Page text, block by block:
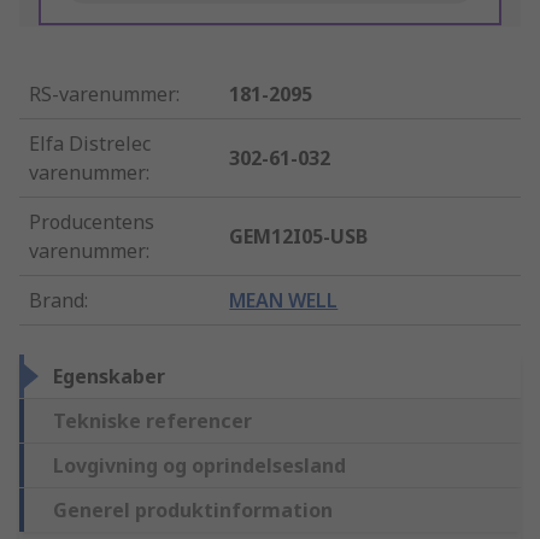
RS-varenummer:
181-2095
Elfa Distrelec
varenummer:
302-61-032
Producentens
varenummer:
GEM12I05-USB
Brand: MEAN WELL
Egenskaber
Tekniske referencer
Lovgivning og oprindelsesland
Generel produktinformation